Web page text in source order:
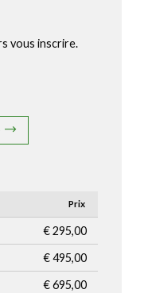
vous inscrire.
Prix
€ 295,00
€ 495,00
€ 695,00